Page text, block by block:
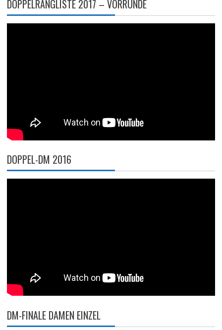
DOPPELRANGLISTE 2017 – VORRUNDE
DOPPEL-DM 2016
DM-FINALE DAMEN EINZEL